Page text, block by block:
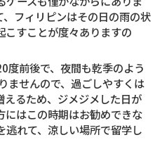
フィリピンはその日の雨の状
こすことが度々ありますの
度前後で、夜間も乾季のよう
ませんので、過ごしやすくは
えるため、ジメジメした日が
にはこの時期はお勧めできな
逃れて、涼しい場所で留学し